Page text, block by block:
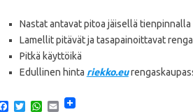
Nastat antavat pitoa jäisellä tienpinnalla
Lamellit pitävät ja tasapainoittavat
Pitkä käyttöikä
Edullinen hinta riekko.eu
F
T
W
E